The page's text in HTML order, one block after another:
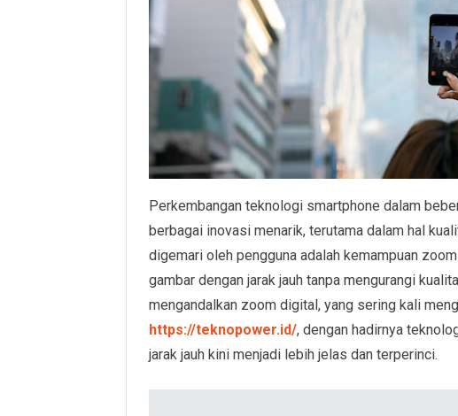
Perkembangan teknologi smartphone dalam
berbagai inovasi menarik, terutama dalam hal
digemari oleh pengguna adalah kemampuan
gambar dengan jarak jauh tanpa mengurangi
mengandalkan zoom digital, yang sering kali
https://teknopower.id/, dengan hadirnya
jarak jauh kini menjadi lebih jelas dan terperinci.